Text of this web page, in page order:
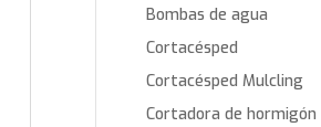
Bombas de agua
Cortacésped
Cortacésped Mulcling
Cortadora de hormigón